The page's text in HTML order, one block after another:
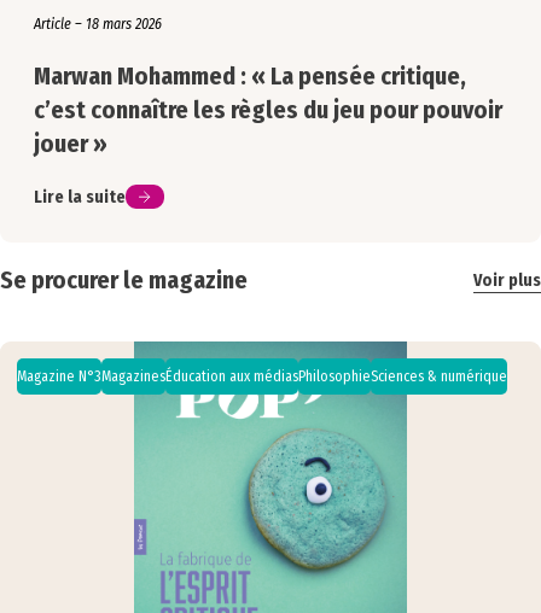
Article – 18 mars 2026
Marwan Mohammed : « La pensée critique,
c’est connaître les règles du jeu pour pouvoir
jouer »
Lire la suite
Se procurer le magazine
Magazine N°3MagazinesÉducation aux médiasPhilosophieSciences & numérique
Voir plus